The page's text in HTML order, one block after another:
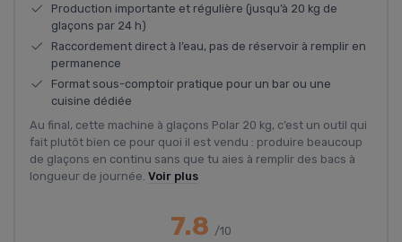
Production importante et régulière (jusqu’à 20 kg de
glaçons par 24 h)
Raccordement direct à l’eau, pas de réservoir à remplir en
permanence
Format sous-comptoir pratique pour un bar ou une
cuisine dédiée
Au final, cette machine à glaçons Polar 20 kg, c’est un outil qui
fait plutôt bien ce pour quoi il est vendu : produire beaucoup
de glaçons en continu sans que tu aies à remplir des bacs à
longueur de journée. Voir plus
7.8 /10